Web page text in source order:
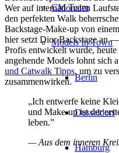
CM Team
Models In Town
Berlin
Dusseldorf
Hamburg
Wer auf internationalen
den perfekten Walk
Backstage-Make-up von
hier setzt Dior Backstage an
Profis entwickelt wurde,
angehende Models lohnt sich
und Catwalk Tipps, um zu
zusammenwirken.
„Ich entwerfe keine
und Make-up ist der
leben.”
— Aus dem inneren